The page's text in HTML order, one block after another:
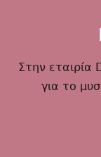
Στην εταιρία
για το